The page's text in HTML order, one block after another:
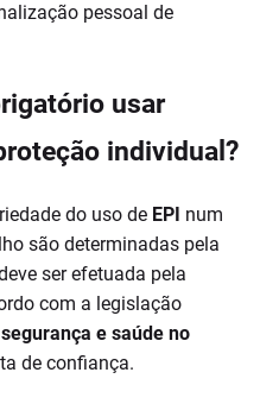
pessoal de
usar
individual?
do uso de EPI num
são determinadas pela
ser efetuada pela
com a legislação
segurança e saúde no
de confiança.